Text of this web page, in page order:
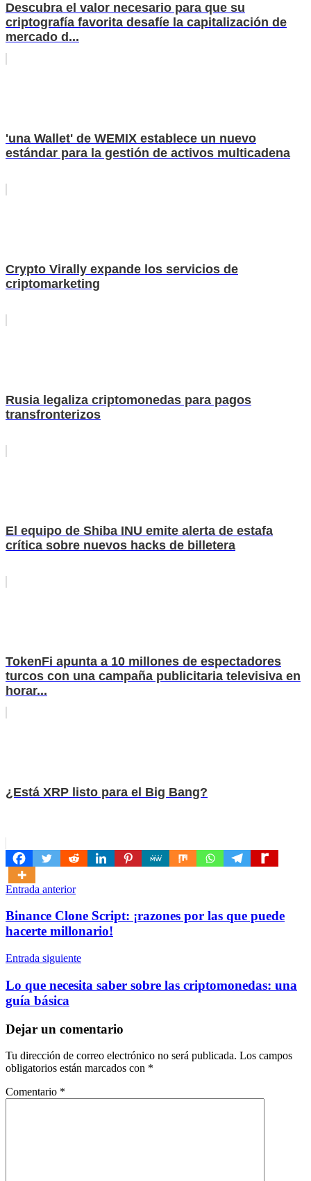
Descubra el valor necesario para que su
criptografía favorita desafíe la capitalización de
mercado d...
'una Wallet' de WEMIX establece un nuevo
estándar para la gestión de activos multicadena
Crypto Virally expande los servicios de
criptomarketing
Rusia legaliza criptomonedas para pagos
transfronterizos
El equipo de Shiba INU emite alerta de estafa
crítica sobre nuevos hacks de billetera
TokenFi apunta a 10 millones de espectadores
turcos con una campaña publicitaria televisiva en
horar...
¿Está XRP listo para el Big Bang?
Navegación
de
entradas
Entrada anterior
Binance Clone Script: ¡razones por las que puede
hacerte millonario!
Entrada siguiente
Lo que necesita saber sobre las criptomonedas: una
guía básica
Dejar un comentario
Tu dirección de correo electrónico no será publicada. Los campos
obligatorios están marcados con *
Comentario *